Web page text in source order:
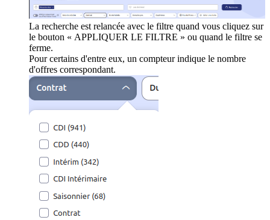
La recherche est relancée avec le filtre quand vous cliquez sur
le bouton « APPLIQUER LE FILTRE » ou quand le filtre se
ferme.
Pour certains d'entre eux, un compteur indique le nombre
d'offres correspondant.